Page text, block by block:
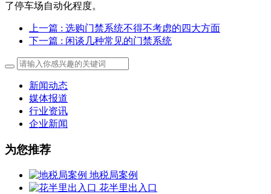
了停车场自动化程度。
上一篇 : 选购门禁系统不得不考虑的四大方面
下一篇 : 闲谈几种常见的门禁系统
新闻动态
媒体报道
行业资讯
企业新闻
为您推荐
地税局案例
花半里出入口